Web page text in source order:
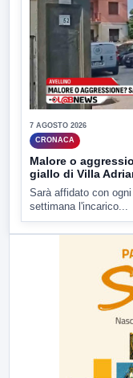
7 AGOSTO 2026
CRONACA
Malore o
giallo di Villa
Sarà affidato con
settimana l'incarico...